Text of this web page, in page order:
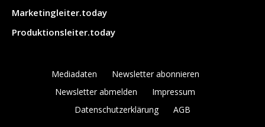
Marketingleiter.today
Produktionsleiter.today
Mediadaten
Newsletter abonnieren
Newsletter abmelden
Impressum
Datenschutzerklärung
AGB